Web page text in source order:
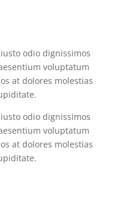
odio dignissimos
voluptatum
at dolores molestias
odio dignissimos
voluptatum
at dolores molestias